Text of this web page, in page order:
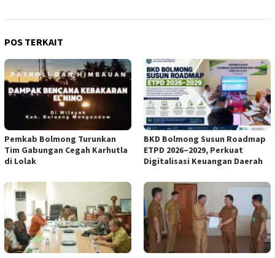
POS TERKAIT
Pemkab Bolmong Turunkan
Tim Gabungan Cegah Karhutla
di Lolak
BKD Bolmong Susun Roadmap
ETPD 2026–2029, Perkuat
Digitalisasi Keuangan Daerah